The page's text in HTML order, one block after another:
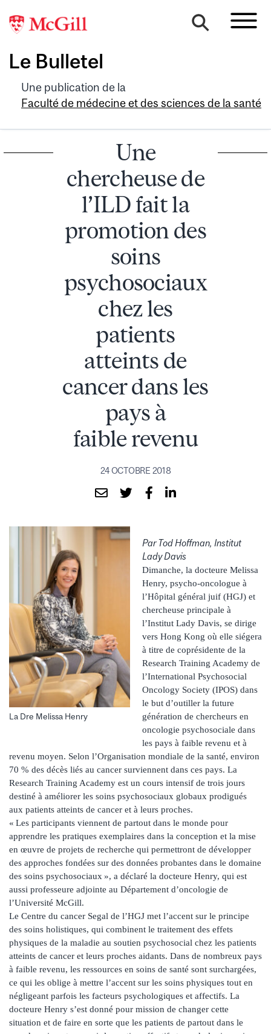
Le Bulletel
Une publication de la
Faculté de médecine et des sciences de la santé
Une
chercheuse de
l’ILD fait la
promotion des
soins
psychosociaux
chez les
patients
atteints de
cancer dans les
pays à
faible revenu
24 OCTOBRE 2018
La Dre Melissa Henry
Par Tod Hoffman, Institut
Lady Davis
Dimanche, la docteure Melissa
Henry, psycho-oncologue à
l’Hôpital général juif (HGJ) et
chercheuse principale à
l’Institut Lady Davis, se dirige
vers Hong Kong où elle siégera
à titre de coprésidente de la
Research Training Academy de
l’International Psychosocial
Oncology Society (IPOS) dans
le but d’outiller la future
génération de chercheurs en
oncologie psychosociale dans
les pays à faible revenu et à
revenu moyen. Selon l’Organisation mondiale de la santé, environ
70 % des décès liés au cancer surviennent dans ces pays. La
Research Training Academy est un cours intensif de trois jours
destiné à améliorer les soins psychosociaux globaux prodigués
aux patients atteints de cancer et à leurs proches.
« Les participants viennent de partout dans le monde pour
apprendre les pratiques exemplaires dans la conception et la mise
en œuvre de projets de recherche qui permettront de développer
des approches fondées sur des données probantes dans le domaine
des soins psychosociaux », a déclaré la docteure Henry, qui est
aussi professeure adjointe au Département d’oncologie de
l’Université McGill.
Le Centre du cancer Segal de l’HGJ met l’accent sur le principe
des soins holistiques, qui combinent le traitement des effets
physiques de la maladie au soutien psychosocial chez les patients
atteints de cancer et leurs proches aidants. Dans de nombreux pays
à faible revenu, les ressources en soins de santé sont surchargées,
ce qui les oblige à mettre l’accent sur les soins physiques tout en
négligeant parfois les facteurs psychologiques et affectifs. La
docteure Henry s’est donné pour mission de changer cette
situation et de faire en sorte que les patients de partout dans le